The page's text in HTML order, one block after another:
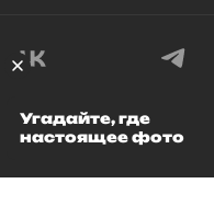
©
Угадайте, где
настоящее фото